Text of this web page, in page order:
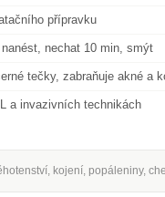
přípravku
nechat 10 min, smýt
tečky, zabraňuje akné a
a invazivních technikách
kojení, popáleniny,